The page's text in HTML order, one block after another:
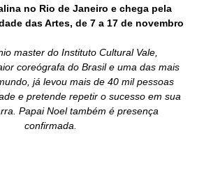
no Rio de Janeiro e chega pela
das Artes, de 7 a 17 de novembro
master do Instituto Cultural Vale,
coreógrafa do Brasil e uma das mais
já levou mais de 40 mil pessoas
e pretende repetir o sucesso em sua
Papai Noel também é presença
confirmada.